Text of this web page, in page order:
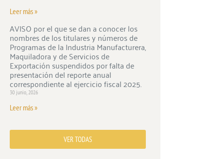
Leer más »
AVISO por el que se dan a conocer los
nombres de los titulares y números de
Programas de la Industria Manufacturera,
Maquiladora y de Servicios de
Exportación suspendidos por falta de
presentación del reporte anual
correspondiente al ejercicio fiscal 2025.
30 junio, 2026
Leer más »
VER TODAS